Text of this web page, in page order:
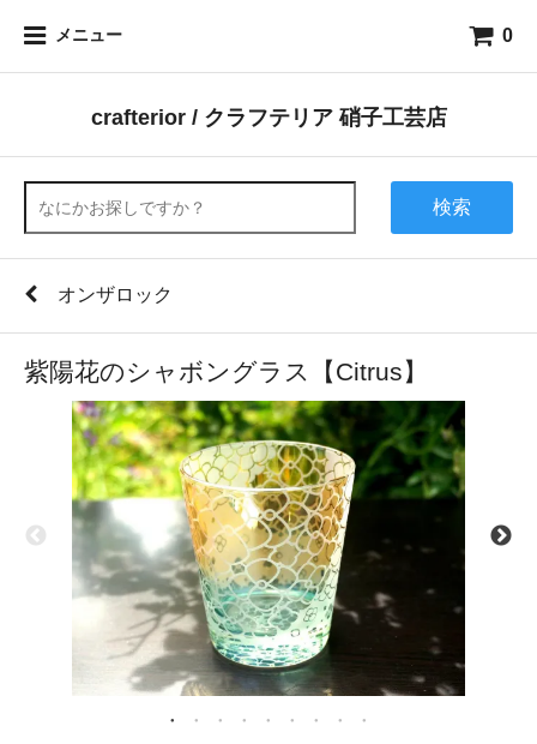
メニュー 0
crafterior / クラフテリア 硝子工芸店
検索
オンザロック
紫陽花のシャボングラス【Citrus】